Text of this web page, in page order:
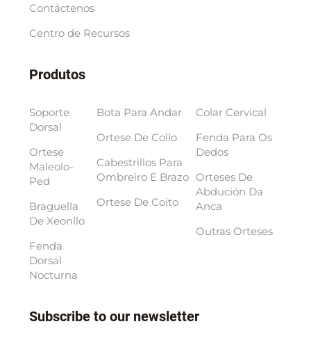
Contáctenos
Centro de Recursos
Produtos
Soporte
Dorsal
Ortese
Maleolo-
Ped
Braguella
De Xeonllo
Fenda
Dorsal
Nocturna
Bota Para Andar
Ortese De Collo
Cabestrillos Para
Ombreiro E Brazo
Ortese De Coito
Colar Cervical
Fenda Para Os
Dedos
Orteses De
Abdución Da
Anca
Outras Orteses
Subscribe to our newsletter